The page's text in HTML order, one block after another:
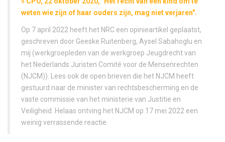
weten wie zijn of haar ouders zijn, mag niet verjaren".
Op 7 april 2022 heeft het NRC een opinieartikel geplaatst,
geschreven door Geeske Ruitenberg, Aysel Sabahoglu en
mij (werkgroepleden van de werkgroep Jeugdrecht van
het Nederlands Juristen Comité voor de Mensenrechten
(NJCM)). Lees ook de open brieven die het NJCM heeft
gestuurd naar de minister van rechtsbescherming en de
vaste commissie van het ministerie van Justitie en
Veiligheid. Helaas ontving het NJCM op 17 mei 2022 een
weinig verrassende reactie.